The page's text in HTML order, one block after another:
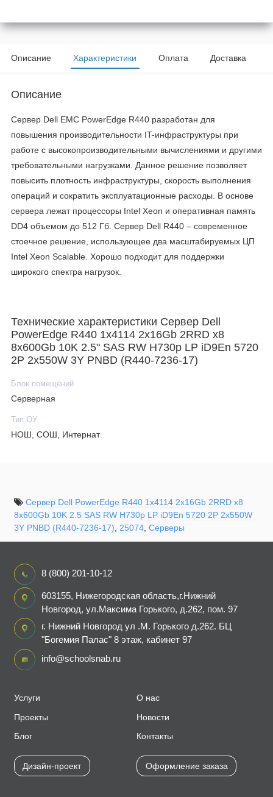
Описание Характеристики Оплата Доставка
Описание
Сервер Dell EMC PowerEdge R440 разработан для
повышения производительности IT-инфраструктуры при
работе с высокопроизводительными вычислениями и другими
требовательными нагрузками. Данное решение позволяет
повысить плотность инфраструктуры, скорость выполнения
операций и сократить эксплуатационные расходы. В основе
сервера лежат процессоры Intel Xeon и оперативная память
DD4 объемом до 512 Гб. Сервер Dell R440 – современное
стоечное решение, использующее два масштабируемых ЦП
Intel Xeon Scalable. Хорошо подходит для поддержки
широкого спектра нагрузок.
Технические характеристики Сервер Dell
PowerEdge R440 1x4114 2x16Gb 2RRD x8
8x600Gb 10K 2.5" SAS RW H730p LP iD9En 5720
2P 2x550W 3Y PNBD (R440-7236-17)
Блок помещений
Серверная
Тип ОУ
НОШ, СОШ, Интернат
Сервер Dell PowerEdge R440 1x4114 2x16Gb 2RRD x8
8x600Gb 10K 2.5 SAS RW H730p LP iD9En 5720 2P 2x550W
3Y PNBD (R440-7236-17), 25074, Серверы
Услуги
Проекты
Блог
Дизайн-проект
О нас
Новости
Контакты
Оформление заказа
8 (800) 201-10-12
603155, Нижегородская область,г.Нижний
Новгород, ул.Максима Горького, д.262, пом. 97
г. Нижний Новгород ул .М. Горького д.262. БЦ
"Богемия Палас" 8 этаж, кабинет 97
info@schoolsnab.ru